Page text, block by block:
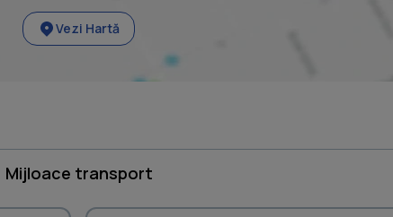
Vezi Hartă
Mijloace transport